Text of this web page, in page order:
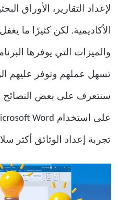
لإعداد التقارير، الأوراق
الأكاديمية. لكن كثيرًا ما
والميزات التي يوفرها
تسهل عملهم وتوفر عليهم
سنتعرف على بعض النصائح
تجربة إعداد الوثائق أكثر